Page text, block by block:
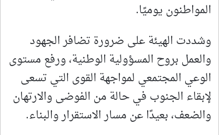
المواطنون يوميًا.
وشددت الهيئة على ضرورة تضافر الجهود
والعمل بروح المسؤولية الوطنية، ورفع مستوى
الوعي المجتمعي لمواجهة القوى التي تسعى
لإبقاء الجنوب في حالة من الفوضى والارتهان
والضعف، بعيدًا عن مسار الاستقرار والبناء.